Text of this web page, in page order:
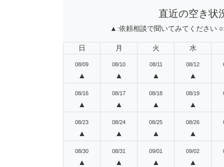
直近の空き状
▲:依頼相談で聞いてみてください ○:
日 月 火 水
08/09
▲
08/10
▲
08/11
▲
08/12
▲
08/16
▲
08/17
▲
08/18
▲
08/19
▲
08/23
▲
08/24
▲
08/25
▲
08/26
▲
08/30
▲
08/31
▲
09/01
▲
09/02
▲